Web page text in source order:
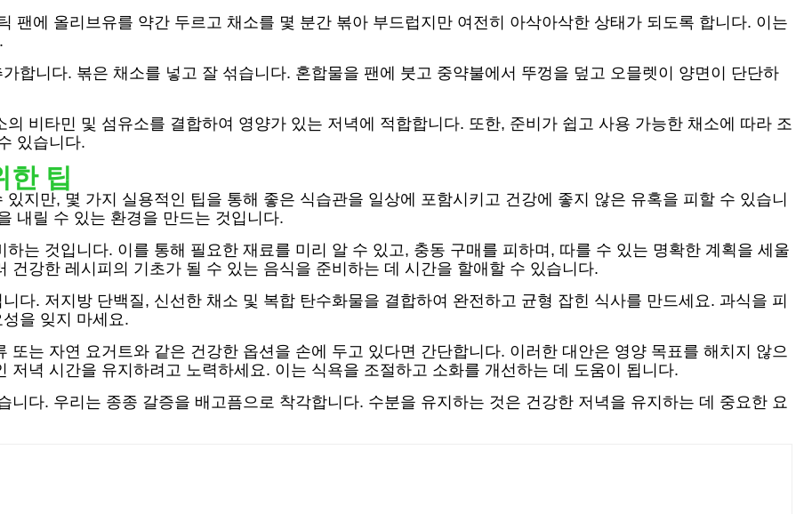
팬에 올리브유를 약간 두르고 채소를 몇 분간 볶아 부드럽지만 여전히 아삭아삭한 상태가 되도록 합니다. 이는
합니다. 볶은 채소를 넣고 잘 섞습니다. 혼합물을 팬에 붓고 중약불에서 뚜껑을 덮고 오믈렛이 양면이 단단하
비타민 및 섬유소를 결합하여 영양가 있는 저녁에 적합합니다. 또한, 준비가 쉽고 사용 가능한 채소에 따라 조
있습니다.
한 팁
지만, 몇 가지 실용적인 팁을 통해 좋은 식습관을 일상에 포함시키고 건강에 좋지 않은 유혹을 피할 수 있습니
내릴 수 있는 환경을 만드는 것입니다.
는 것입니다. 이를 통해 필요한 재료를 미리 알 수 있고, 충동 구매를 피하며, 따를 수 있는 명확한 계획을 세울
건강한 레시피의 기초가 될 수 있는 음식을 준비하는 데 시간을 할애할 수 있습니다.
다. 저지방 단백질, 신선한 채소 및 복합 탄수화물을 결합하여 완전하고 균형 잡힌 식사를 만드세요. 과식을 피
을 잊지 마세요.
또는 자연 요거트와 같은 건강한 옵션을 손에 두고 있다면 간단합니다. 이러한 대안은 영양 목표를 해치지 않으
저녁 시간을 유지하려고 노력하세요. 이는 식욕을 조절하고 소화를 개선하는 데 도움이 됩니다.
니다. 우리는 종종 갈증을 배고픔으로 착각합니다. 수분을 유지하는 것은 건강한 저녁을 유지하는 데 중요한 요